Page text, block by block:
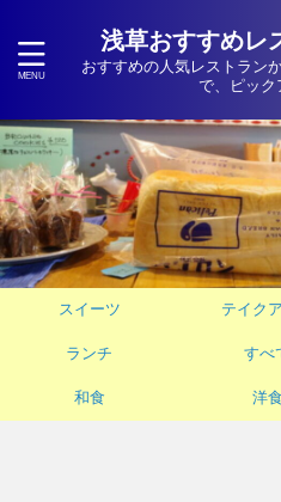
浅草おすすめレ
おすすめの人気レストラン
で、ピック
スイーツ テイク
ランチ すべ
和食 洋食